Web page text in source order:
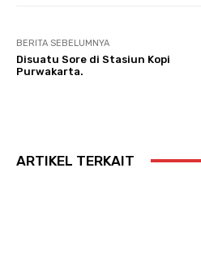
BERITA SEBELUMNYA
Disuatu Sore di Stasiun Kopi
Purwakarta.
ARTIKEL TERKAIT